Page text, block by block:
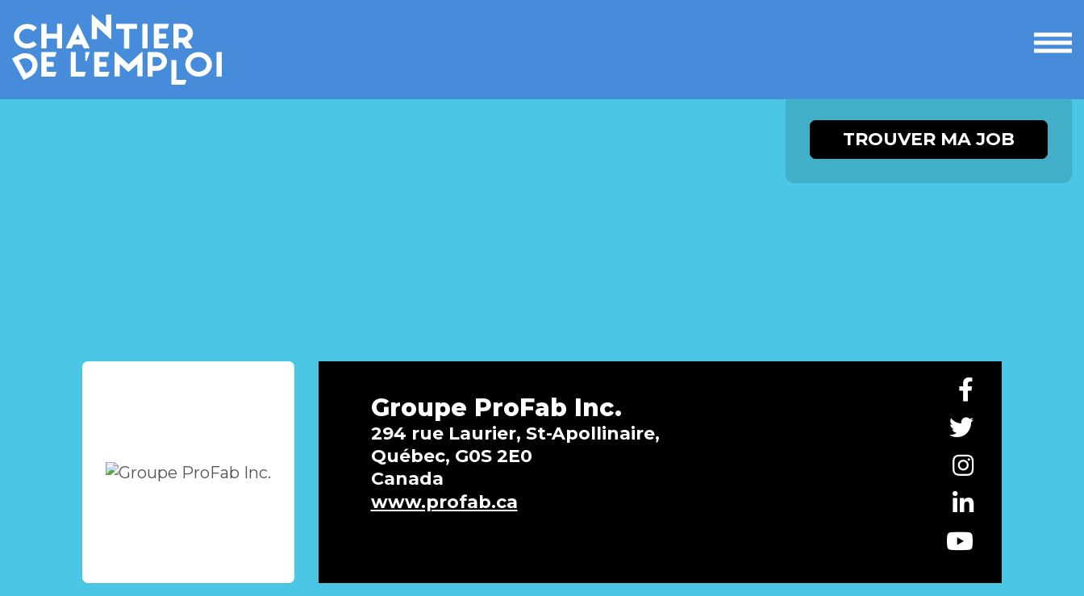
le
TROUVER MA JOB
Groupe ProFab Inc.
294 rue Laurier, St-Apollinaire,
Québec, G0S 2E0
Canada
www.profab.ca